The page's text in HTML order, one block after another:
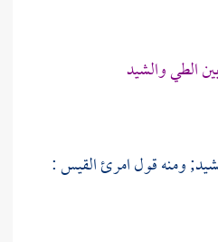
الطي والشيد
ومنه قولامرئ القيس: